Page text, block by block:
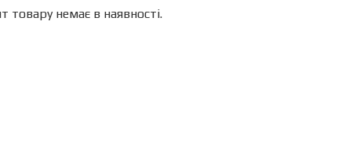
товару немає в наявності.